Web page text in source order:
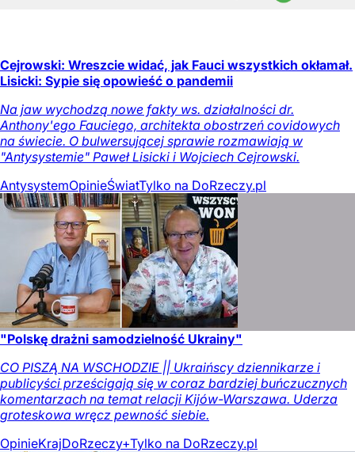
Cejrowski: Wreszcie widać, jak Fauci wszystkich okłamał.
Lisicki: Sypie się opowieść o pandemii
Na jaw wychodzą nowe fakty ws. działalności dr.
Anthony'ego Fauciego, architekta obostrzeń covidowych
na świecie. O bulwersującej sprawie rozmawiają w
"Antysystemie" Paweł Lisicki i Wojciech Cejrowski.
AntysystemOpinieŚwiatTylko na DoRzeczy.pl
"Polskę drażni samodzielność Ukrainy"
CO PISZĄ NA WSCHODZIE || Ukraińscy dziennikarze i
publicyści prześcigają się w coraz bardziej buńczucznych
komentarzach na temat relacji Kijów-Warszawa. Uderza
groteskowa wręcz pewność siebie.
OpinieKrajDoRzeczy+Tylko na DoRzeczy.pl